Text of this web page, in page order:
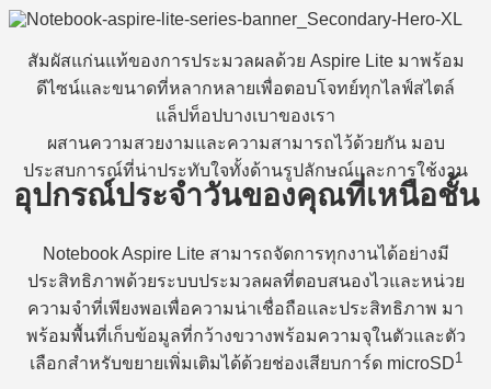
สัมผัสแก่นแท้ของการประมวลผลด้วย Aspire Lite มาพร้อม
ดีไซน์และขนาดที่หลากหลายเพื่อตอบโจทย์ทุกไลฟ์สไตล์
แล็ปท็อปบางเบาของเรา
ผสานความสวยงามและความสามารถไว้ด้วยกัน มอบ
ประสบการณ์ที่น่าประทับใจทั้งด้านรูปลักษณ์และการใช้งาน
อุปกรณ์ประจำวันของคุณที่เหนือชั้น
Notebook Aspire Lite สามารถจัดการทุกงานได้อย่างมี
ประสิทธิภาพด้วยระบบประมวลผลที่ตอบสนองไวและหน่วย
ความจำที่เพียงพอเพื่อความน่าเชื่อถือและประสิทธิภาพ มา
พร้อมพื้นที่เก็บข้อมูลที่กว้างขวางพร้อมความจุในตัวและตัว
เลือกสำหรับขยายเพิ่มเติมได้ด้วยช่องเสียบการ์ด microSD1